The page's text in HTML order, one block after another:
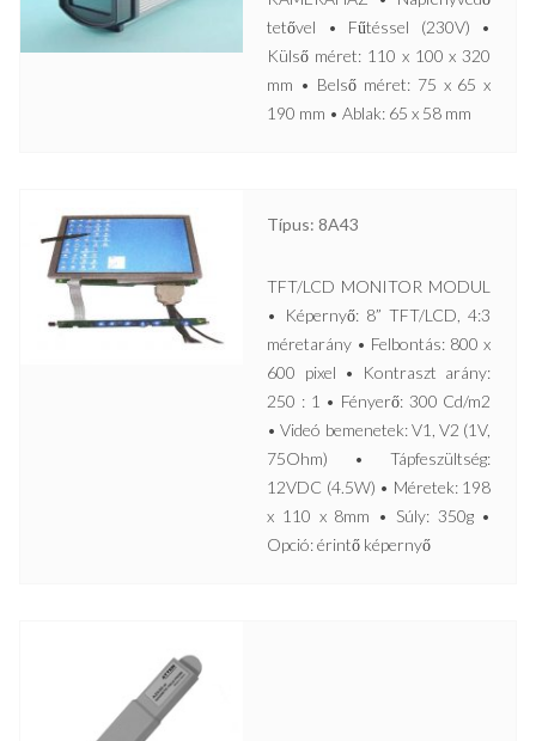
tetővel • Fűtéssel (230V) •
Külső méret: 110 x 100 x 320
mm • Belső méret: 75 x 65 x
190 mm • Ablak: 65 x 58 mm
Típus: 8A43
TFT/LCD MONITOR MODUL
• Képernyő: 8” TFT/LCD, 4:3
méretarány • Felbontás: 800 x
600 pixel • Kontraszt arány:
250 : 1 • Fényerő: 300 Cd/m2
• Videó bemenetek: V1, V2 (1V,
75Ohm) • Tápfeszültség:
12VDC (4.5W) • Méretek: 198
x 110 x 8mm • Súly: 350g •
Opció: érintő képernyő